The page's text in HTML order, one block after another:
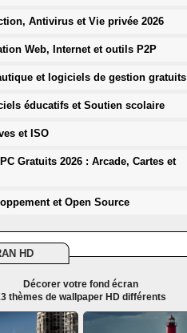
Antivirus et Vie privée 2026
Web, Internet et outils P2P
et logiciels de gestion gratuits
éducatifs et Soutien scolaire
et ISO
Gratuits 2026 : Arcade, Cartes et
et Open Source
HD
Décorer votre fond écran
thèmes de wallpaper HD différents